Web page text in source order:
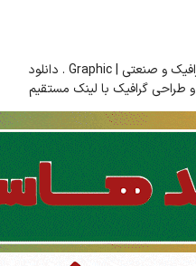
ما را در کانال رسمی دانلود در
دانلود نرم افزارهای طراحی | طراحی گرافیک و صنعتی | Graphic . دانلود
طراحی گرافیک با لینک مستقیم